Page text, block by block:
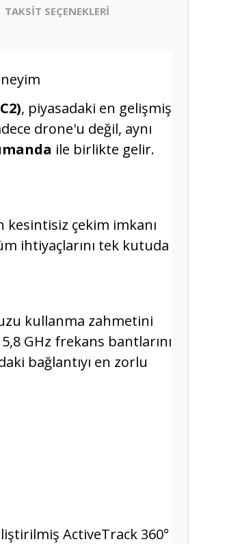
TAKSİT SEÇENEKLERİ
, piyasadaki en gelişmiş
drone'u değil, aynı
ile birlikte gelir.
çekim imkanı
ihtiyaçlarını tek kutuda
kullanma zahmetini
GHz frekans bantlarını
bağlantıyı en zorlu
ActiveTrack 360°